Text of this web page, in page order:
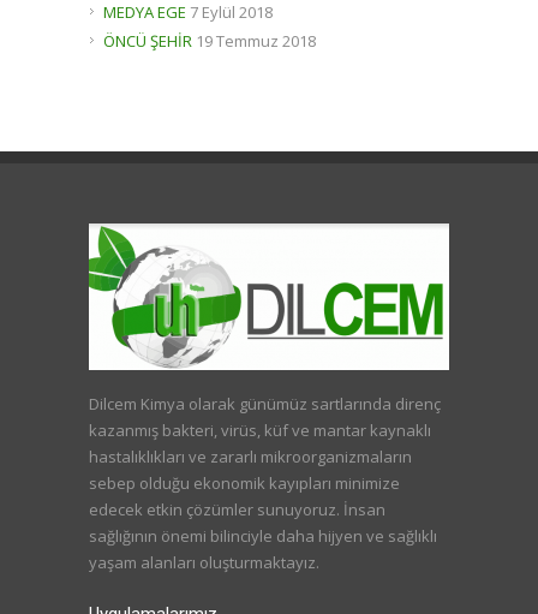
MEDYA EGE 7 Eylül 2018
ÖNCÜ ŞEHİR 19 Temmuz 2018
Dilcem Kimya olarak günümüz sartlarında direnç
kazanmış bakteri, virüs, küf ve mantar kaynaklı
hastalıklıkları ve zararlı mikroorganizmaların
sebep olduğu ekonomik kayıpları minimize
edecek etkin çözümler sunuyoruz. İnsan
sağlığının önemi bilinciyle daha hijyen ve sağlıklı
yaşam alanları oluşturmaktayız.